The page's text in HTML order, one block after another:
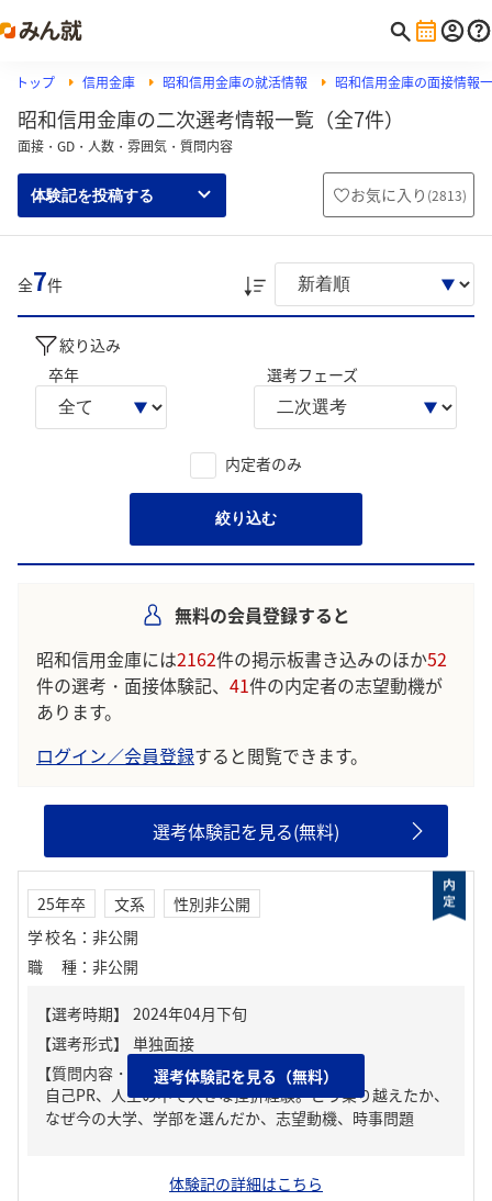
トップ 信用金庫 昭和信用金庫の就活情報 昭和信用金庫の面接情報
昭和信用金庫の二次選考情報一覧（全7件）
面接・GD・人数・雰囲気・質問内容
体験記を投稿する お気に入り (2813)
全7件
絞り込み
卒年
選考フェーズ
内定者のみ
絞り込む
無料の会員登録すると
昭和信用金庫には2162件の掲示板書き込みのほか52
件の選考・面接体験記、 41件の内定者の志望動機が
あります。
ログイン／会員登録すると閲覧できます。
選考体験記を見る(無料)
25年卒 文系
性別非公開
学校名 ： 非公開
職種 ： 非公開
【質問内容・課題】
自己PR、人生の中で大きな挫折経験。どう乗り越えたか、
なぜ今の大学、学部を選んだか、志望動機、時事問題
選考体験記を見る（無料）
体験記の詳細はこちら